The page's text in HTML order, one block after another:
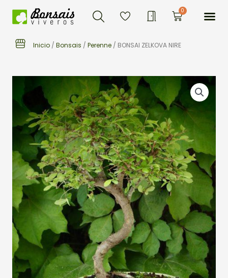
Buscar 0Carrito
Inicio / Bonsais / Perenne / BONSAI ZELKOVA NIRE